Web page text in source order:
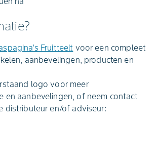
Fruitteelt voor een compleet
aanbevelingen, producten en
logo voor meer
en aanbevelingen, of neem contact
distributeur en/of adviseur: